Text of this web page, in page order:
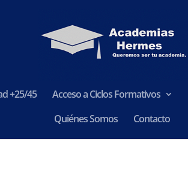
+25/45 Acceso a Ciclos Formativos
Quiénes Somos
Contacto